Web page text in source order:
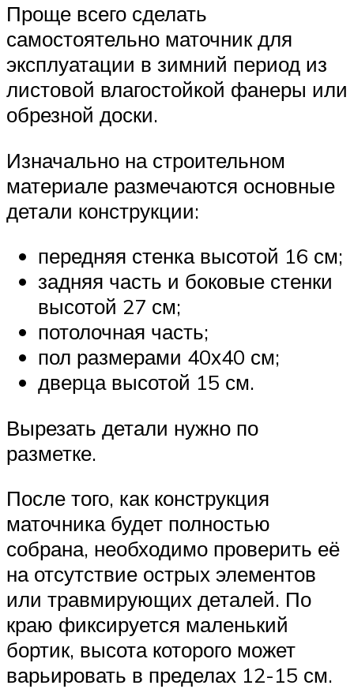
Проще всего сделать
самостоятельно маточник для
эксплуатации в зимний период из
листовой влагостойкой фанеры или
обрезной доски.
Изначально на строительном
материале размечаются основные
детали конструкции:
передняя стенка высотой 16 см;
задняя часть и боковые стенки
высотой 27 см;
потолочная часть;
пол размерами 40х40 см;
дверца высотой 15 см.
Вырезать детали нужно по
разметке.
После того, как конструкция
маточника будет полностью
собрана, необходимо проверить её
на отсутствие острых элементов
или травмирующих деталей. По
краю фиксируется маленький
бортик, высота которого может
варьировать в пределах 12-15 см.